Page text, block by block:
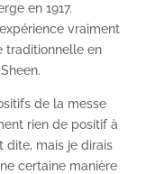
en 1917.
vraiment
traditionnelle en
de la messe
rien de positif à
dite, mais je dirais
certaine manière